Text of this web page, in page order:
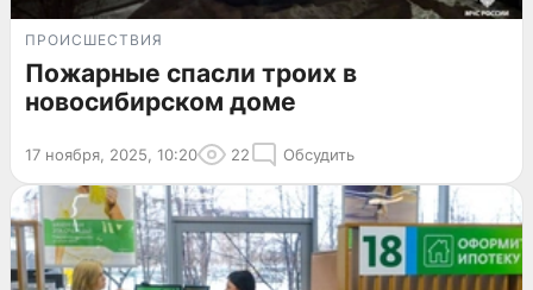
ПРОИСШЕСТВИЯ
Пожарные спасли троих в
новосибирском доме
17 ноября, 2025, 10:20 22 Обсудить